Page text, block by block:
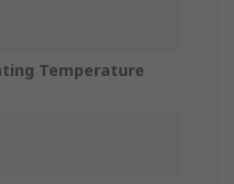
Temperature